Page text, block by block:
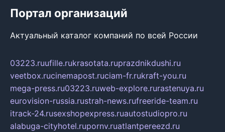
Портал организаций
Актуальный каталог компаний по всей России
03223.ruufille.rukrasotata.ruprazdnikdushi.ru
veetbox.rucinemapost.ruciam-fr.rukraft-you.ru
mega-press.ru03223.ruweb-explore.rurastenuya.ru
eurovision-russia.rustrah-news.rufreeride-team.ru
itrack-24.rusexshopexpress.ruautostudiopro.ru
alabuga-cityhotel.rupornv.ruatlantpereezd.ru